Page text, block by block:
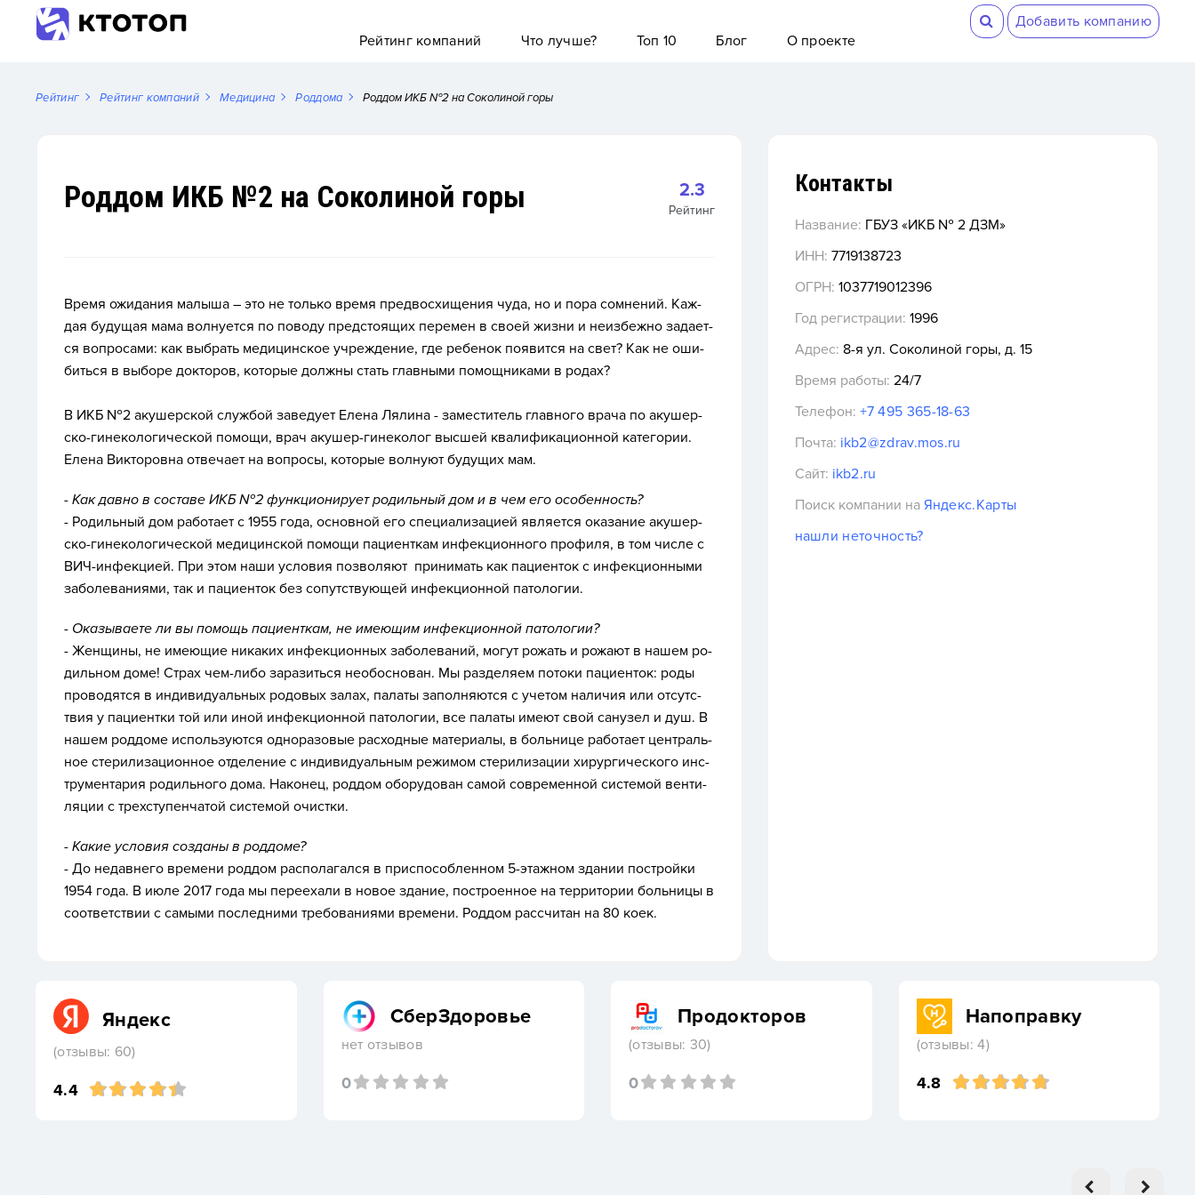
Добавить компанию
Рейтинг компаний
Что лучше? Топ 10 Блог О проекте
Рейтинг Рейтинг компаний Медицина Роддома Роддом ИКБ №2 на Соколиной горы
Роддом ИКБ №2 на Соколиной горы 2.3
Рейтинг
Вре­мя ожи­дания ма­лыша – это не толь­ко вре­мя пред­восхи­щения чу­да, но и по­ра сом­не­ний. Каж­
дая бу­дущая ма­ма вол­ну­ет­ся по по­воду пред­сто­ящих пе­ремен в сво­ей жиз­ни и не­из­бежно за­да­ет­
ся воп­ро­сами: как выб­рать ме­дицин­ское уч­режде­ние, где ре­бенок по­явит­ся на свет? Как не оши­
бить­ся в вы­боре док­то­ров, ко­торые дол­жны стать глав­ны­ми по­мощ­ни­ками в ро­дах?
В ИКБ №2 аку­шер­ской служ­бой за­веду­ет Еле­на Ля­лина - за­мес­ти­тель глав­но­го вра­ча по аку­шер­
ско-ги­неко­логи­чес­кой по­мощи, врач аку­шер-ги­неко­лог выс­шей ква­лифи­каци­он­ной ка­тего­рии.
Еле­на Вик­то­ров­на от­ве­ча­ет на воп­ро­сы, ко­торые вол­ну­ют бу­дущих мам.
- Как дав­но в сос­та­ве ИКБ №2 фун­кци­они­ру­ет ро­диль­ный дом и в чем его осо­бен­ность?
- Ро­диль­ный дом ра­бота­ет с 1955 го­да, ос­новной его спе­ци­али­заци­ей яв­ля­ет­ся ока­зание аку­шер­
ско-ги­неко­логи­чес­кой ме­дицин­ской по­мощи па­ци­ен­ткам ин­фекци­он­но­го про­филя, в том чис­ле с
ВИЧ-ин­фекци­ей. При этом на­ши ус­ло­вия поз­во­ля­ют при­нимать как па­ци­ен­ток с ин­фекци­он­ны­ми
за­боле­вани­ями, так и па­ци­ен­ток без со­путс­тву­ющей ин­фекци­он­ной па­толо­гии.
- Ока­зыва­ете ли вы по­мощь па­ци­ен­ткам, не име­ющим ин­фекци­он­ной па­толо­гии?
- Жен­щи­ны, не име­ющие ни­каких ин­фекци­он­ных за­боле­ваний, мо­гут ро­жать и ро­жа­ют в на­шем ро­
диль­ном до­ме! Страх чем-ли­бо за­разить­ся не­обос­но­ван. Мы раз­де­ля­ем по­токи па­ци­ен­ток: ро­ды
про­водят­ся в ин­ди­виду­аль­ных ро­довых за­лах, па­латы за­пол­ня­ют­ся с уче­том на­личия или от­сутс­
твия у па­ци­ен­тки той или иной ин­фекци­он­ной па­толо­гии, все па­латы име­ют свой са­нузел и душ. В
на­шем род­до­ме ис­поль­зу­ют­ся од­но­разо­вые рас­ходные ма­тери­алы, в боль­ни­це ра­бота­ет цен­траль­
ное сте­рили­заци­он­ное от­де­ление с ин­ди­виду­аль­ным ре­жимом сте­рили­зации хи­рур­ги­чес­ко­го инс­
тру­мен­та­рия ро­диль­но­го до­ма. На­конец, род­дом обо­рудо­ван са­мой сов­ре­мен­ной сис­те­мой вен­ти­
ляции с трех­сту­пен­ча­той сис­те­мой очис­тки.
- Ка­кие ус­ло­вия соз­да­ны в род­до­ме?
- До не­дав­не­го вре­мени род­дом рас­по­лагал­ся в прис­по­соб­ленном 5-этаж­ном зда­нии пос­трой­ки
1954 го­да. В и­юле 2017 го­да мы пе­ре­еха­ли в но­вое зда­ние, пос­тро­ен­ное на тер­ри­тории боль­ни­цы в
со­от­ветс­твии с са­мыми пос­ледни­ми тре­бова­ни­ями вре­мени. Род­дом рас­счи­тан на 80 ко­ек.
Контакты
Название: ГБУЗ «ИКБ № 2 ДЗМ»
ИНН: 7719138723
ОГРН: 1037719012396
Год регистрации: 1996
Адрес: 8-я ул. Соколиной горы, д. 15
Время работы: 24/7
Телефон: +7 495 365-18-63
Почта: ikb2@zdrav.mos.ru
Сайт: ikb2.ru
Поиск компании на Яндекс.Карты
нашли неточность?
Яндекс
(отзывы: 60)
4.4
СберЗдоровье
нет отзывов
0
Продокторов
(отзывы: 30)
0
Напоправку
(отзывы: 4)
4.8